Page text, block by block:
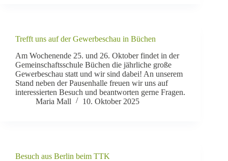
Trefft uns auf der Gewerbeschau in Büchen
Am Wochenende 25. und 26. Oktober findet in der
Gemeinschaftsschule Büchen die jährliche große
Gewerbeschau statt und wir sind dabei! An unserem
Stand neben der Pausenhalle freuen wir uns auf
interessierten Besuch und beantworten gerne Fragen.
Maria Mall
10. Oktober 2025
Besuch aus Berlin beim TTK